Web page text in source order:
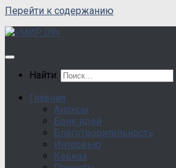
Перейти к содержанию
Найти:
Главная
Анонсы
Банк идей
Благотворительность
Интервью
Кавказ